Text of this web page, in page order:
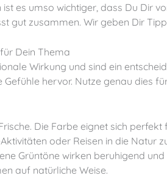
gut zusammen. Wir geben Dir
Dein Thema
hervor. Nutze genau dies
Die Farbe eignet sich perfekt
oder Reisen in die Natur
Grüntöne wirken beruhigend und
auf natürliche Weise.